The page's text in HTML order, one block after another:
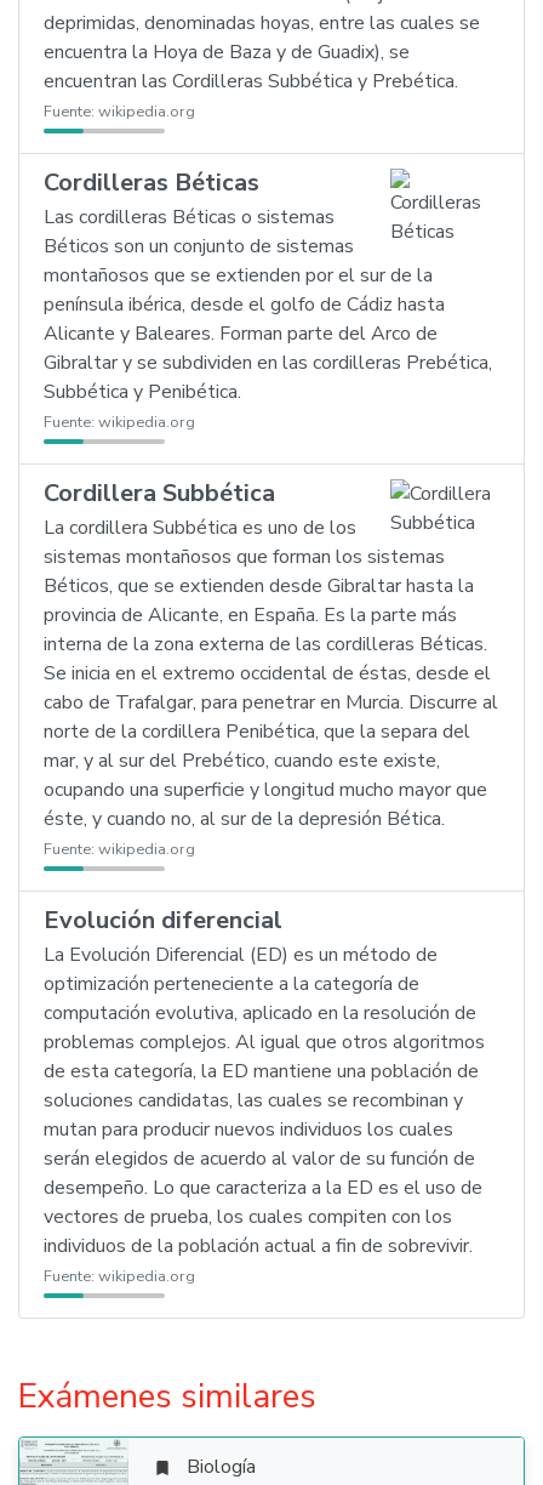
deprimidas, denominadas hoyas, entre las cuales se
encuentra la Hoya de Baza y de Guadix), se
encuentran las Cordilleras Subbética y Prebética.
Fuente: wikipedia.org
Cordilleras Béticas
Las cordilleras Béticas o sistemas
Béticos son un conjunto de sistemas
montañosos que se extienden por el sur de la
península ibérica, desde el golfo de Cádiz hasta
Alicante y Baleares. Forman parte del Arco de
Gibraltar y se subdividen en las cordilleras Prebética,
Subbética y Penibética.
Fuente: wikipedia.org
Cordillera Subbética
La cordillera Subbética es uno de los
sistemas montañosos que forman los sistemas
Béticos, que se extienden desde Gibraltar hasta la
provincia de Alicante, en España. Es la parte más
interna de la zona externa de las cordilleras Béticas.
Se inicia en el extremo occidental de éstas, desde el
cabo de Trafalgar, para penetrar en Murcia. Discurre al
norte de la cordillera Penibética, que la separa del
mar, y al sur del Prebético, cuando este existe,
ocupando una superficie y longitud mucho mayor que
éste, y cuando no, al sur de la depresión Bética.
Fuente: wikipedia.org
Evolución diferencial
La Evolución Diferencial (ED) es un método de
optimización perteneciente a la categoría de
computación evolutiva, aplicado en la resolución de
problemas complejos. Al igual que otros algoritmos
de esta categoría, la ED mantiene una población de
soluciones candidatas, las cuales se recombinan y
mutan para producir nuevos individuos los cuales
serán elegidos de acuerdo al valor de su función de
desempeño. Lo que caracteriza a la ED es el uso de
vectores de prueba, los cuales compiten con los
individuos de la población actual a fin de sobrevivir.
Fuente: wikipedia.org
Exámenes similares
 Biología